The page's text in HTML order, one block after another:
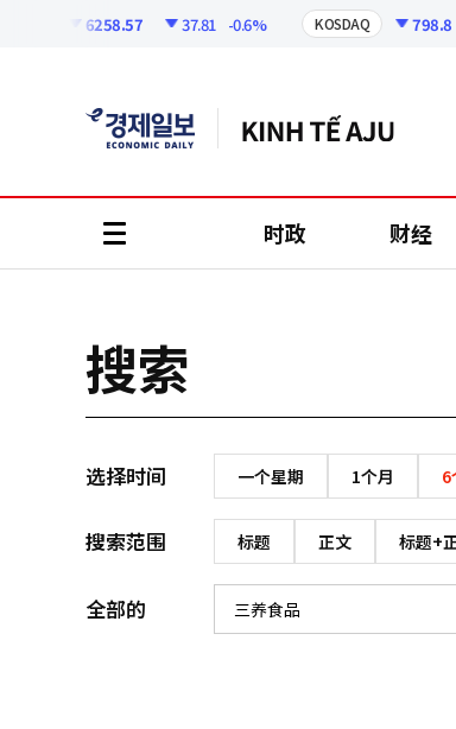
6258.57 37.81 -0.6% KOSDAQ 798.8
时政 财经
搜索
选择时间 一个星期 1个月 6
搜索范围 标题 正文 标题+
全部的